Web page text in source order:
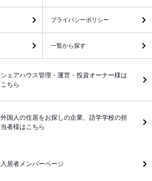
プライバシーポリシー
一覧から探す
シェアハウス管理・運営・投資オーナー様は
こちら
外国人の住居をお探しの企業、語学学校の担
当者様はこちら
入居者メンバーページ